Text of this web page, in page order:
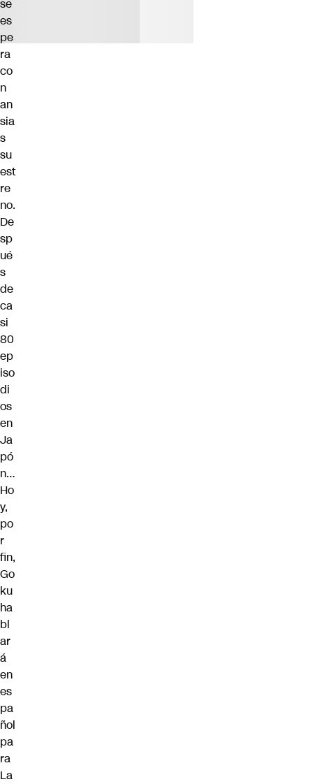
se
es
pe
ra
co
n
an
sia
s
su
est
re
no.
De
sp
ué
s
de
ca
si
80
ep
iso
di
os
en
Ja
pó
n…
Ho
y,
po
r
fin,
Go
ku
ha
bl
ar
á
en
es
pa
ñol
pa
ra
La